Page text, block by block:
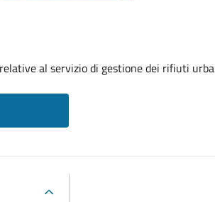
al servizio di gestione dei rifiuti